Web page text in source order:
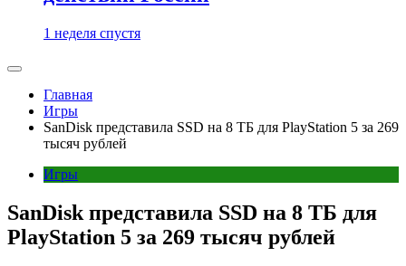
1 неделя спустя
Главная
Игры
SanDisk представила SSD на 8 ТБ для PlayStation 5 за 269
тысяч рублей
Игры
SanDisk представила SSD на 8 ТБ для
PlayStation 5 за 269 тысяч рублей